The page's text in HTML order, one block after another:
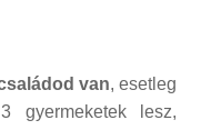
van, esetleg
gyermeketek lesz,